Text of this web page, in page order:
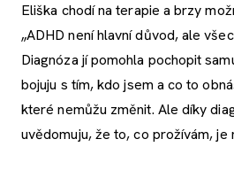
Eliška chodí na terapie a brzy
„ADHD není hlavní důvod, ale
Diagnóza jí pomohla pochopit
bojuju s tím, kdo jsem a co to
které nemůžu změnit. Ale díky
uvědomuju, že to, co prožívám, je